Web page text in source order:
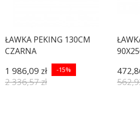
ŁAWKA PEKING 130CM
CZARNA
1 986,09 zł -15%
2 336,57 zł